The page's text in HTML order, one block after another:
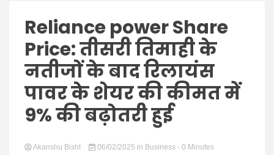
Hindi
News
Reliance power Share
Price: तीसरी तिमाही के
नतीजों के बाद रिलायंस
पावर के शेयर की कीमत में
9% की बढ़ोतरी हुई
Akanshu Bisht 06/02/2025 in Business - 0 Minutes